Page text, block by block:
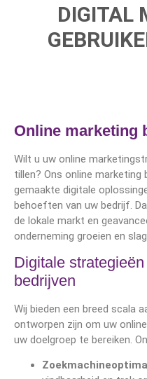
DIGITAL
Online marketing
Wilt u uw online
tillen? Ons online marketing
gemaakte digitale
behoeften van uw bedrijf.
de lokale markt en
onderneming groeien en
Digitale
bedrijven
Wij bieden een breed scala
ontworpen zijn om uw
uw doelgroep te bereiken.